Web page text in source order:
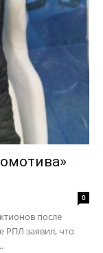
0
после
РПЛ заявил, что